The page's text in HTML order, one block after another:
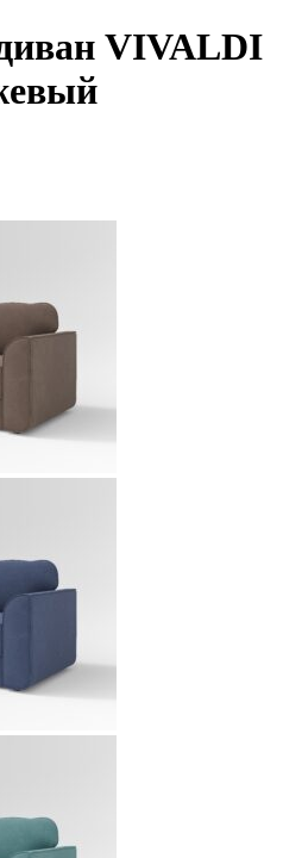
VIVALDI